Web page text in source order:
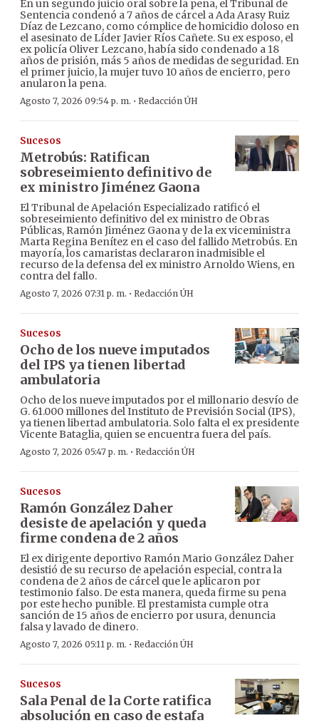
En un segundo juicio oral sobre la pena, el Tribunal de
Sentencia condenó a 7 años de cárcel a Ada Arasy Ruiz
Díaz de Lezcano, como cómplice de homicidio doloso en
el asesinato de Líder Javier Ríos Cañete. Su ex esposo, el
ex policía Oliver Lezcano, había sido condenado a 18
años de prisión, más 5 años de medidas de seguridad. En
el primer juicio, la mujer tuvo 10 años de encierro, pero
anularon la pena.
Agosto 7, 2026 09:54 p. m. · Redacción ÚH
Sucesos
Metrobús: Ratifican
sobreseimiento definitivo de
ex ministro Jiménez Gaona
El Tribunal de Apelación Especializado ratificó el
sobreseimiento definitivo del ex ministro de Obras
Públicas, Ramón Jiménez Gaona y de la ex viceministra
Marta Regina Benítez en el caso del fallido Metrobús. En
mayoría, los camaristas declararon inadmisible el
recurso de la defensa del ex ministro Arnoldo Wiens, en
contra del fallo.
Agosto 7, 2026 07:31 p. m. · Redacción ÚH
Sucesos
Ocho de los nueve imputados
del IPS ya tienen libertad
ambulatoria
Ocho de los nueve imputados por el millonario desvío de
G. 61.000 millones del Instituto de Previsión Social (IPS),
ya tienen libertad ambulatoria. Solo falta el ex presidente
Vicente Bataglia, quien se encuentra fuera del país.
Agosto 7, 2026 05:47 p. m. · Redacción ÚH
Sucesos
Ramón González Daher
desiste de apelación y queda
firme condena de 2 años
El ex dirigente deportivo Ramón Mario González Daher
desistió de su recurso de apelación especial, contra la
condena de 2 años de cárcel que le aplicaron por
testimonio falso. De esta manera, queda firme su pena
por este hecho punible. El prestamista cumple otra
sanción de 15 años de encierro por usura, denuncia
falsa y lavado de dinero.
Agosto 7, 2026 05:11 p. m. · Redacción ÚH
Sucesos
Sala Penal de la Corte ratifica
absolución en caso de estafa